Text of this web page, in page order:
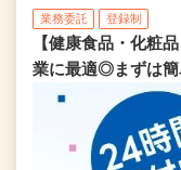
業務委託 登録制
【健康食品・化粧
業に最適◎まずは簡